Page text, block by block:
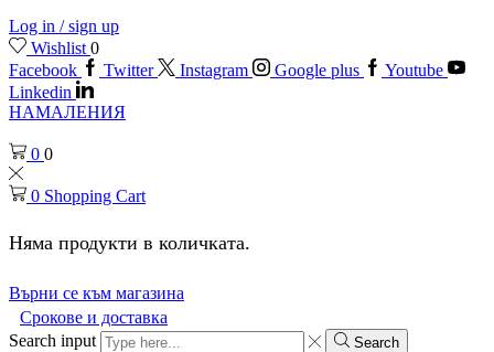
Log in / sign up
Wishlist 0
Facebook
Twitter Instagram Google plus
Youtube
Linkedin
НАМАЛЕНИЯ
0 0
0 Shopping Cart
Няма продукти в количката.
Върни се към магазина
Срокове и доставка
Search input
Search